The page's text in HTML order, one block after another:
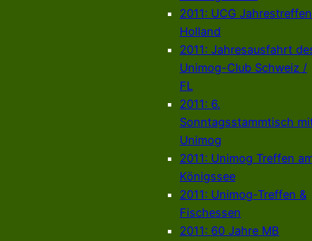
2011: UCG Jahrestreffen
Holland
2011: Jahresausfahrt
Unimog-Club Schweiz /
FL
2011: 6.
Sonntagsstammtisch
Unimog
2011: Unimog Treffen
Königssee
2011: Unimog-Treffen &
Fischessen
2011: 60 Jahre MB